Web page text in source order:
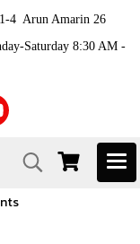
4 Arun Amarin 26
Saturday 8:30 AM -